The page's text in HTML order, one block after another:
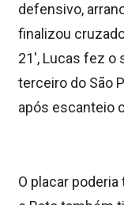
defensivo,
finalizou
21′, Lucas fez o
terceiro do São
após escanteio
O placar